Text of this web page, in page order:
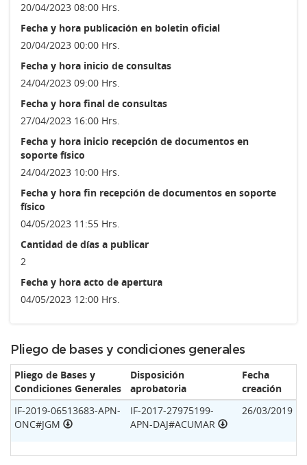
20/04/2023 08:00 Hrs.
Fecha y hora publicación en boletin oficial
20/04/2023 00:00 Hrs.
Fecha y hora inicio de consultas
24/04/2023 09:00 Hrs.
Fecha y hora final de consultas
27/04/2023 16:00 Hrs.
Fecha y hora inicio recepción de documentos en
soporte físico
24/04/2023 10:00 Hrs.
Fecha y hora fin recepción de documentos en soporte
físico
04/05/2023 11:55 Hrs.
Cantidad de días a publicar
2
Fecha y hora acto de apertura
04/05/2023 12:00 Hrs.
Pliego de bases y condiciones generales
Pliego de Bases y
Condiciones Generales
Disposición
aprobatoria
Fecha
creación
IF-2019-06513683-APN-
ONC#JGM
IF-2017-27975199-
APN-DAJ#ACUMAR
26/03/2019